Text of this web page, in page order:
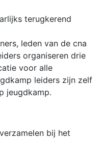
terugkerend
leden van de cna
organiseren drie
voor alle
leiders zijn zelf
jeugdkamp.
bij het